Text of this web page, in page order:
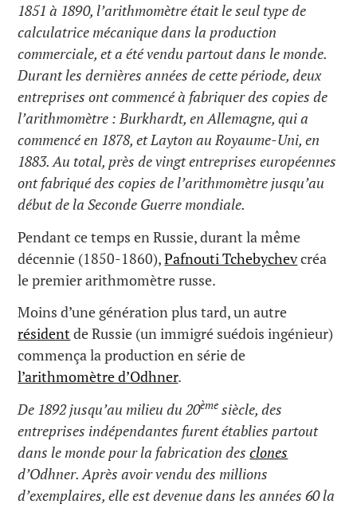
1851 à 1890, l’arithmomètre était le seul type de
calculatrice mécanique dans la production
commerciale, et a été vendu partout dans le monde.
Durant les dernières années de cette période, deux
entreprises ont commencé à fabriquer des copies de
l’arithmomètre : Burkhardt, en Allemagne, qui a
commencé en 1878, et Layton au Royaume-Uni, en
1883. Au total, près de vingt entreprises européennes
ont fabriqué des copies de l’arithmomètre jusqu’au
début de la Seconde Guerre mondiale.
Pendant ce temps en Russie, durant la même
décennie (1850-1860),Pafnouti Tchebychevcréa
le premier arithmomètre russe.
Moins d’une génération plus tard, un autre
résidentde Russie (un immigré suédois ingénieur)
commença la production en série de
l’arithmomètre d’Odhner.
De 1892 jusqu’au milieu du 20ème siècle, des
entreprises indépendantes furent établies partout
dans le monde pour la fabrication desclones
d’Odhner. Après avoir vendu des millions
d’exemplaires, elle est devenue dans les années 60 la